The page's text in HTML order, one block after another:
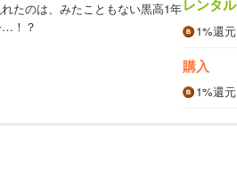
たのは、みたこともない黒高1年
…！？
レンタル
1%還元
購入
1%還元